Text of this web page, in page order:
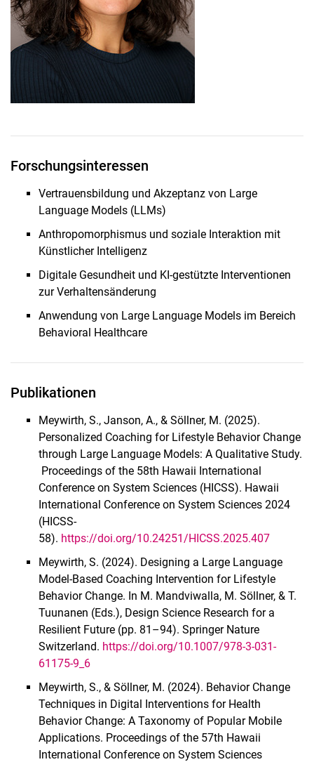
Forschungsinteressen
Vertrauensbildung und Akzeptanz von Large
Language Models (LLMs)
Anthropomorphismus und soziale Interaktion mit
Künstlicher Intelligenz
Digitale Gesundheit und KI-gestützte Interventionen
zur Verhaltensänderung
Anwendung von Large Language Models im Bereich
Behavioral Healthcare
Publikationen
Meywirth, S., Janson, A., & Söllner, M. (2025).
Personalized Coaching for Lifestyle Behavior Change
through Large Language Models: A Qualitative Study.
Proceedings of the 58th Hawaii International
Conference on System Sciences (HICSS). Hawaii
International Conference on System Sciences 2024
(HICSS-
58). https://doi.org/10.24251/HICSS.2025.407
Meywirth, S. (2024). Designing a Large Language
Model-Based Coaching Intervention for Lifestyle
Behavior Change. In M. Mandviwalla, M. Söllner, & T.
Tuunanen (Eds.), Design Science Research for a
Resilient Future (pp. 81–94). Springer Nature
Switzerland. https://doi.org/10.1007/978-3-031-
61175-9_6
Meywirth, S., & Söllner, M. (2024). Behavior Change
Techniques in Digital Interventions for Health
Behavior Change: A Taxonomy of Popular Mobile
Applications. Proceedings of the 57th Hawaii
International Conference on System Sciences